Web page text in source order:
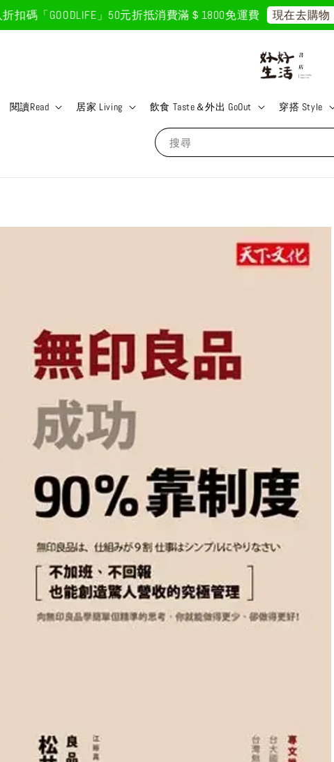
碼「GOODLIFE」50元折抵消費滿＄1800免運費 現在去購物！
搜尋
閱讀Read 居家 Living 飲食 Taste＆外出 GoOut 穿搭 Style